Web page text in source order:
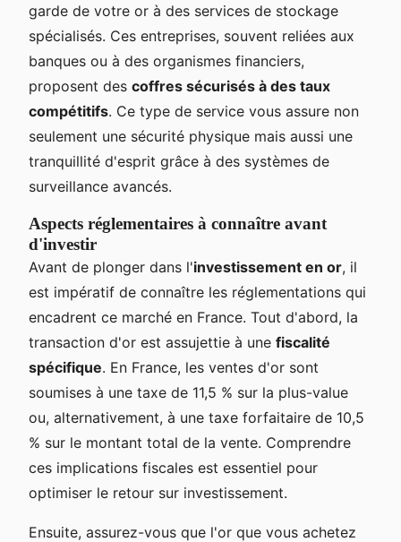
garde de votre or à des services de stockage
spécialisés. Ces entreprises, souvent reliées aux
banques ou à des organismes financiers,
proposent des coffres sécurisés à des taux
compétitifs. Ce type de service vous assure non
seulement une sécurité physique mais aussi une
tranquillité d'esprit grâce à des systèmes de
surveillance avancés.
Aspects réglementaires à connaître avant
d'investir
Avant de plonger dans l'investissement en or, il
est impératif de connaître les réglementations qui
encadrent ce marché en France. Tout d'abord, la
transaction d'or est assujettie à une fiscalité
spécifique. En France, les ventes d'or sont
soumises à une taxe de 11,5 % sur la plus-value
ou, alternativement, à une taxe forfaitaire de 10,5
% sur le montant total de la vente. Comprendre
ces implications fiscales est essentiel pour
optimiser le retour sur investissement.
Ensuite, assurez-vous que l'or que vous achetez